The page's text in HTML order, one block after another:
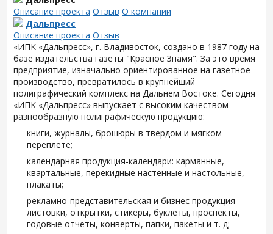
Описание проекта Отзыв О компании
Дальпресс
Описание проекта Отзыв
«ИПК «Дальпресс», г. Владивосток, создано в 1987 году на
базе издательства газеты "Красное Знамя". За это время
предприятие, изначально ориентированное на газетное
производство, превратилось в крупнейший
полиграфический комплекс на Дальнем Востоке. Сегодня
«ИПК «Дальпресс» выпускает с высоким качеством
разнообразную полиграфическую продукцию:
книги, журналы, брошюры в твердом и мягком
переплете;
календарная продукция-календари: карманные,
квартальные, перекидные настенные и настольные,
плакаты;
рекламно-представительская и бизнес продукция
листовки, открытки, стикеры, буклеты, проспекты,
годовые отчеты, конверты, папки, пакеты и т. д;